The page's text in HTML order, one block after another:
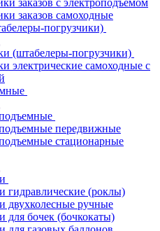
заказов с электроподъемом
заказов самоходные
погрузчики)
(штабелеры-погрузчики)
электрические самоходные с
передвижные
стационарные
гидравлические (роклы)
двухколесные ручные
для бочек (бочкокаты)